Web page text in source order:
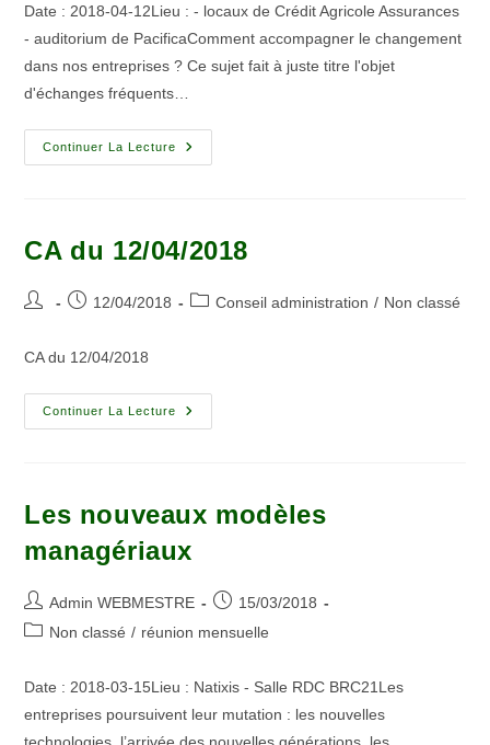
Date : 2018-04-12Lieu : - locaux de Crédit Agricole Assurances
- auditorium de PacificaComment accompagner le changement
dans nos entreprises ? Ce sujet fait à juste titre l'objet
d'échanges fréquents…
Continuer La Lecture
CA du 12/04/2018
12/04/2018 Conseil administration / Non classé
CA du 12/04/2018
Continuer La Lecture
Les nouveaux modèles
managériaux
Admin WEBMESTRE
15/03/2018
Non classé / réunion mensuelle
Date : 2018-03-15Lieu : Natixis - Salle RDC BRC21Les
entreprises poursuivent leur mutation : les nouvelles